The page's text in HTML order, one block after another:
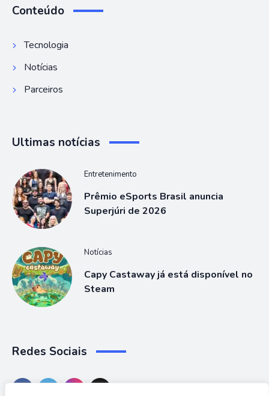
Conteúdo
Tecnologia
Notícias
Parceiros
Ultimas notícias
Entretenimento
Prêmio eSports Brasil anuncia
Superjúri de 2026
Notícias
Capy Castaway já está disponível no
Steam
Redes Sociais